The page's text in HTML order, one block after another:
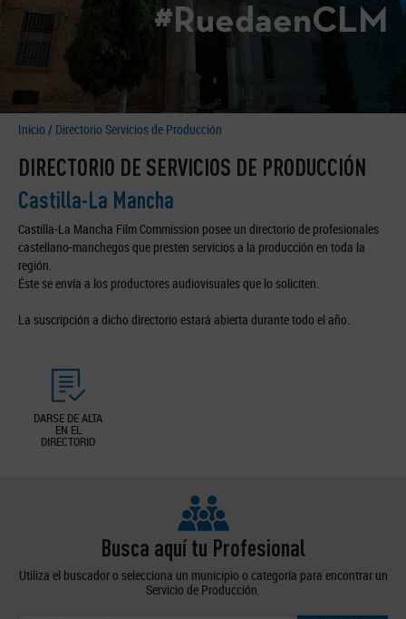
#RuedaenCLM
Inicio / Directorio Servicios de Producción
DIRECTORIO DE SERVICIOS DE PRODUCCIÓN
Castilla-La Mancha
Castilla-La Mancha Film Commission posee un directorio de profesionales
castellano-manchegos que presten servicios a la producción en toda la
región.
Éste se envía a los productores audiovisuales que lo soliciten.
La suscripción a dicho directorio estará abierta durante todo el año.
DARSE DE ALTA
EN EL
DIRECTORIO
Busca aquí tu Profesional
Utiliza el buscador o selecciona un municipio o categoría para encontrar un
Servicio de Producción.